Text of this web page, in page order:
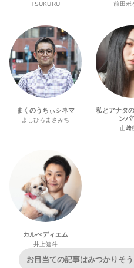
TSUKURU 前田ポ
まくのうちぃシネマ
よしひろまさみち
私とアナタ
ンパ
山﨑
カルぺディエム
井上健斗